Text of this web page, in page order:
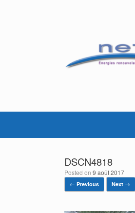
DSCN4818
Posted on 9 août 2017
← Previous Next →